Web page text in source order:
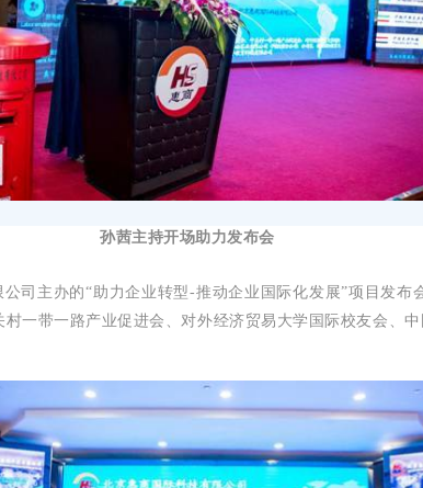
孙茜主持开场助力发布会
主办的“助力企业转型-推动企业国际化发展”项目发布
一带一路产业促进会、对外经济贸易大学国际校友会、中